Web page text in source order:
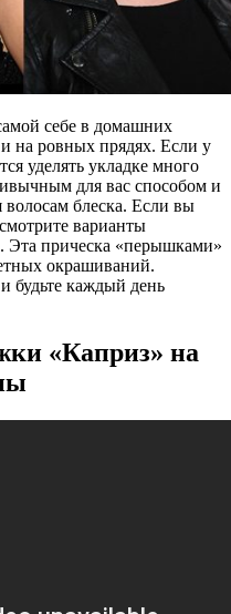
себе в домашних
на ровных прядях. Если у
уделять укладке много
для вас способом и
блеска. Если вы
варианты
Эта прическа «перышками»
окрашиваний.
будьте каждый день
«Каприз» на